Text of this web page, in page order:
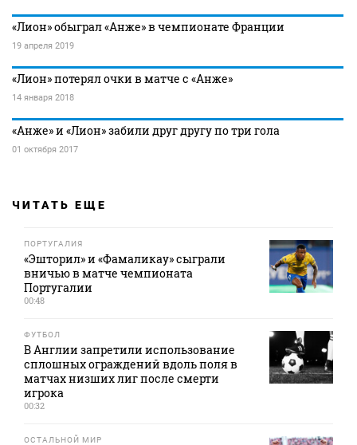
«Лион» обыграл «Анже» в чемпионате Франции
19 апреля 2019
«Лион» потерял очки в матче с «Анже»
14 января 2018
«Анже» и «Лион» забили друг другу по три гола
01 октября 2017
ЧИТАТЬ ЕЩЕ
ПОРТУГАЛИЯ
«Эшторил» и «Фамаликау» сыграли
вничью в матче чемпионата
Португалии
00:48
ФУТБОЛ
В Англии запретили использование
сплошных ограждений вдоль поля в
матчах низших лиг после смерти
игрока
00:32
ОСТАЛЬНОЙ МИР